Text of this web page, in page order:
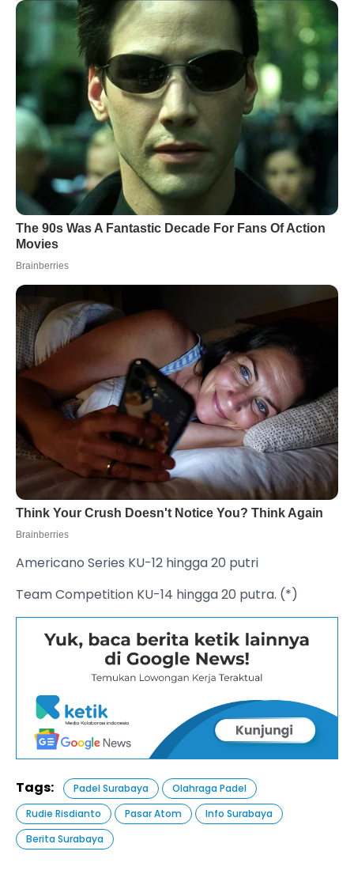
Americano Series KU-12 hingga 20 putri
Team Competition KU-14 hingga 20 putra. (*)
Tags: Padel Surabaya
Olahraga Padel
Rudie Risdianto
Pasar Atom
Info Surabaya
Berita Surabaya